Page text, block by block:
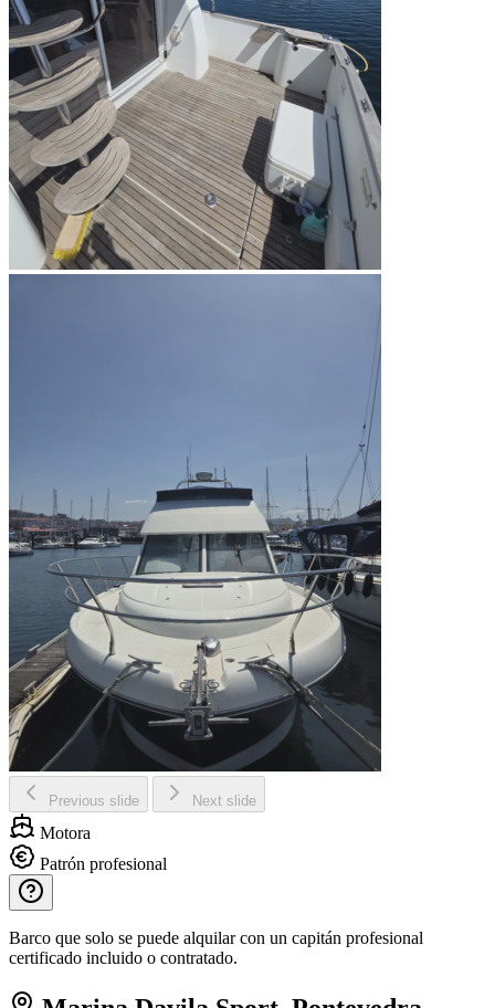
Previous slide Next slide
Motora
Patrón profesional
Barco que solo se puede alquilar con un capitán profesional
certificado incluido o contratado.